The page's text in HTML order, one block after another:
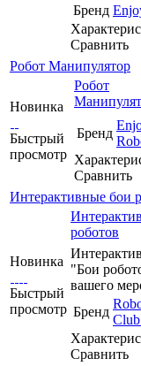
Бренд
Сравнить
Робот Манипулятор
Новинка
Быстрый
просмотр
Робот
Бренд
Сравнить
Интерактивные бои
Новинка
Быстрый
просмотр
роботов
"Бои
вашего
Бренд
Сравнить